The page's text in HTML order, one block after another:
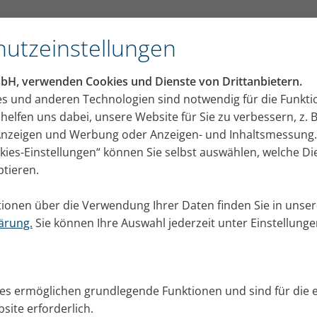
verwenden Cookies und Dienste von Drittanbietern.
und anderen Technologien sind notwendig für die
uns dabei, unsere Website für Sie zu verbessern, z.
und Werbung oder Anzeigen- und
Einstellungen“ können Sie selbst auswählen, welche
über die Verwendung Ihrer Daten finden Sie in
Sie können Ihre Auswahl jederzeit unter
ermöglichen grundlegende Funktionen und sind für die
erforderlich.
Inhalieren mit